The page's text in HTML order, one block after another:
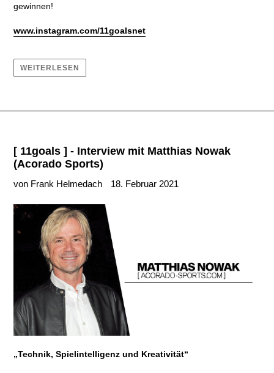
gewinnen!
www.instagram.com/11goalsnet
WEITERLESEN
[ 11goals ] - Interview mit Matthias Nowak
(Acorado Sports)
von Frank Helmedach 18. Februar 2021
„Technik, Spielintelligenz und Kreativität“